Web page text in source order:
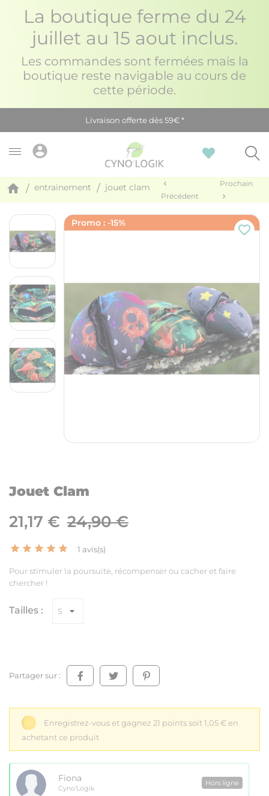
La boutique ferme du 24
juillet au 15 aout inclus.
Les commandes sont fermées mais la
boutique reste navigable au cours de
cette période.
Livraison offerte dès 59€ *
account_circle
home entrainement jouet clam chevron_left
Précédent
Prochain
chevron_right
favorite_border
Promo : -15%
Jouet Clam
21,17 € 24,90 €
1 avis(s)
Pour stimuler la poursuite, récompenser ou cacher et faire
chercher !
Tailles :
Partager sur :
Enregistrez-vous et gagnez 21 points soit 1,05 € en
achetant ce produit
Fiona
Cyno'Logik
Hors ligne